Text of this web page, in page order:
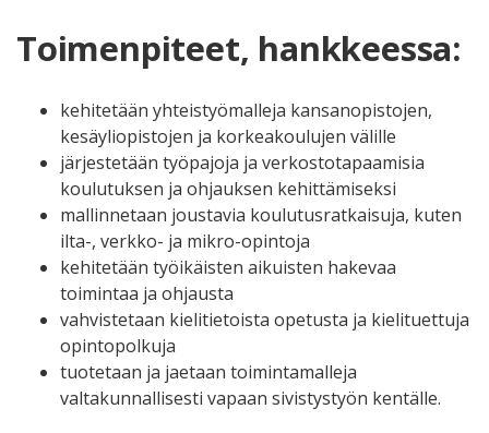
Toimenpiteet, hankkeessa:
kehitetään yhteistyömalleja kansanopistojen,
kesäyliopistojen ja korkeakoulujen välille
järjestetään työpajoja ja verkostotapaamisia
koulutuksen ja ohjauksen kehittämiseksi
mallinnetaan joustavia koulutusratkaisuja, kuten
ilta-, verkko- ja mikro-opintoja
kehitetään työikäisten aikuisten hakevaa
toimintaa ja ohjausta
vahvistetaan kielitietoista opetusta ja kielituettuja
opintopolkuja
tuotetaan ja jaetaan toimintamalleja
valtakunnallisesti vapaan sivistystyön kentälle.